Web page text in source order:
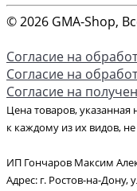
© 2026 GMA-Shop,
Согласие на
Согласие на
Согласие на
Цена товаров, указанная
к каждому из их видов,
ИП Гончаров Максим
Адрес: г. Ростов-на-Дону,